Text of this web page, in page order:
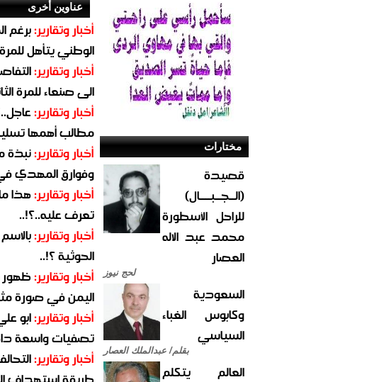
مختارات
قصيدة
(الــجــبــــال)
للراحل الأسطورة
محمد عبد الاله
العصار
لحج نيوز
السعودية
وكابوس الغباء
السياسي
بقلم/ عبدالملك العصار
العالم يتكلم
عناوين أخرى
أخبار وتقارير:برغم
الوطني يتأهل
أخبار وتقارير:
الى صنعاء للمرة
أخبار وتقارير:
مطالب أهمها
أخبار وتقارير:نبذة
وفوارق المهدي
أخبار وتقارير:هذا
تعرف عليه..؟!..
أخبار وتقارير:
الحوثية ؟!..
أخبار وتقارير:ظهور
اليمن في صورة
أخبار وتقارير:ابو
تصفيات واسعة
أخبار وتقارير: